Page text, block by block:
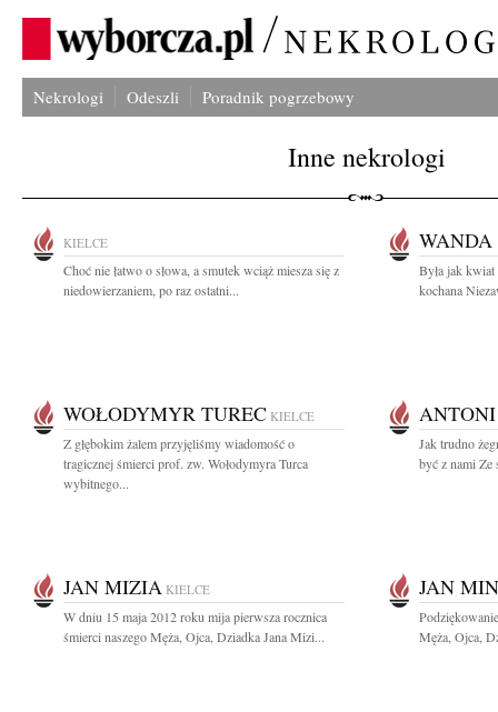
Nekrologi Odeszli Poradnik pogrzebowy
Inne nekrologi
KIELCE
Choć nie łatwo o słowa, a smutek wciąż miesza się z
niedowierzaniem, po raz ostatni...
WANDA
Była jak
kochana
WOŁODYMYR TUREC KIELCE
Z głębokim żalem przyjęliśmy wiadomość o
tragicznej śmierci prof. zw. Wołodymyra Turca
wybitnego...
Jak trudno
być z nami Ze
JAN MIZIA KIELCE
W dniu 15 maja 2012 roku mija pierwsza rocznica
śmierci naszego Męża, Ojca, Dziadka Jana Mizi...
JAN
Męża, Ojca,